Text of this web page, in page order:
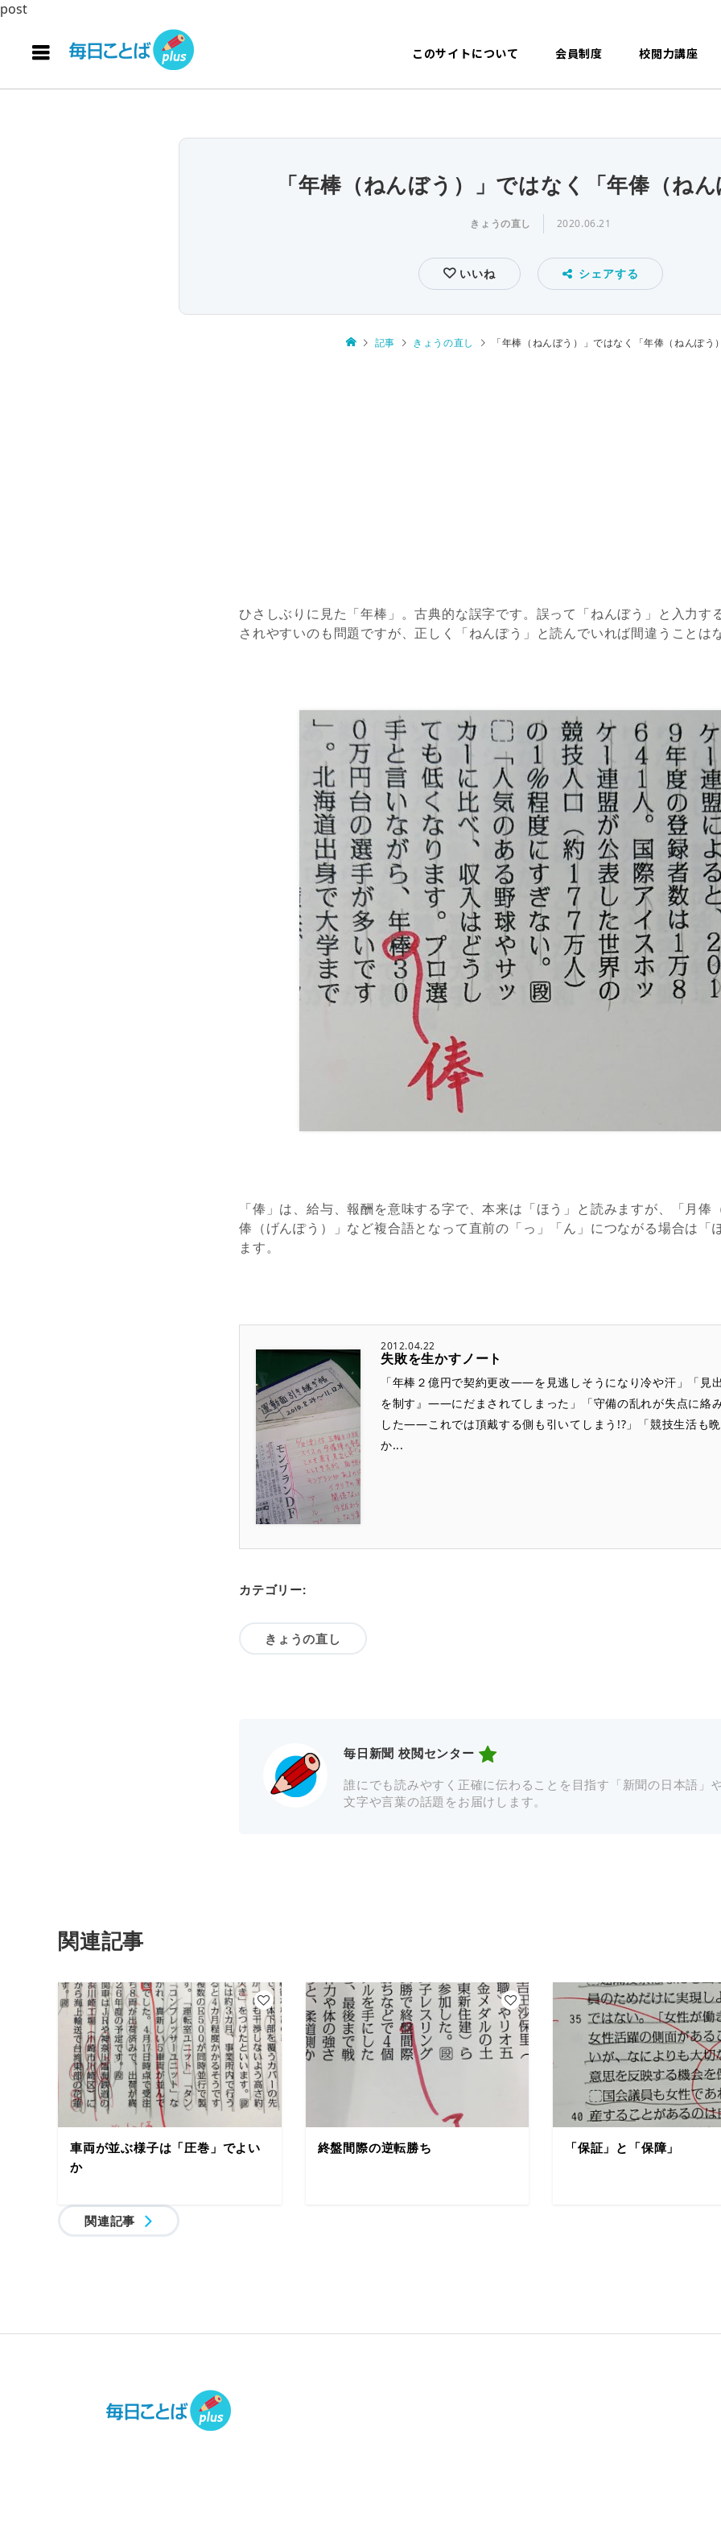
post
このサイトについて 会員制度 校閲力講座
「年棒（ねんぼう）」ではなく「年俸（ねん
きょうの直し 2020.06.21
いいね シェアする
記事 きょうの直し 「年棒（ねんぼう）」ではなく「年俸（ねんぽう
ひさしぶりに見た「年棒」。古典的な誤字です。誤って「ねんぼう」と入力す
されやすいのも問題ですが、正しく「ねんぽう」と読んでいれば間違うことは
「俸」は、給与、報酬を意味する字で、本来は「ほう」と読みますが、「月俸
俸（げんぽう）」など複合語となって直前の「っ」「ん」につながる場合は「
ます。
2012.04.22
失敗を生かすノート
「年棒２億円で契約更改――を見逃しそうになり冷や汗」「
を制す』――にだまされてしまった」「守備の乱れが失点に絡
した――これでは頂戴する側も引いてしまう!?」「競技生活も
か...
カテゴリー:
きょうの直し
毎日新聞 校閲センター
誰にでも読みやすく正確に伝わることを目指す「新聞の日本語」
文字や言葉の話題をお届けします。
関連記事
車両が並ぶ様子は「圧巻」でよい
か
終盤間際の逆転勝ち 「保証」と「保障」
関連記事